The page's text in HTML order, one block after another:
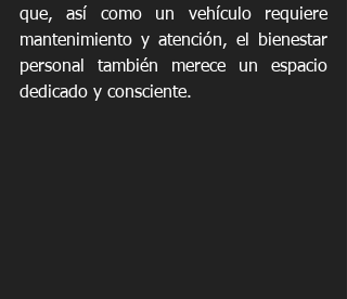
que, así como un vehículo requiere
mantenimiento y atención, el bienestar
personal también merece un espacio
dedicado y consciente.